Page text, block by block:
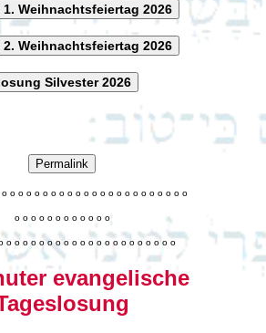
Weihnachtsfeiertag 2026
Weihnachtsfeiertag 2026
Silvester 2026
Permalink
o o o o o o o o o o o o o o o o o o o o o o o
o o o o o o o o o o o o
o o o o o o o o o o o o o o o o o o o o o
evangelische